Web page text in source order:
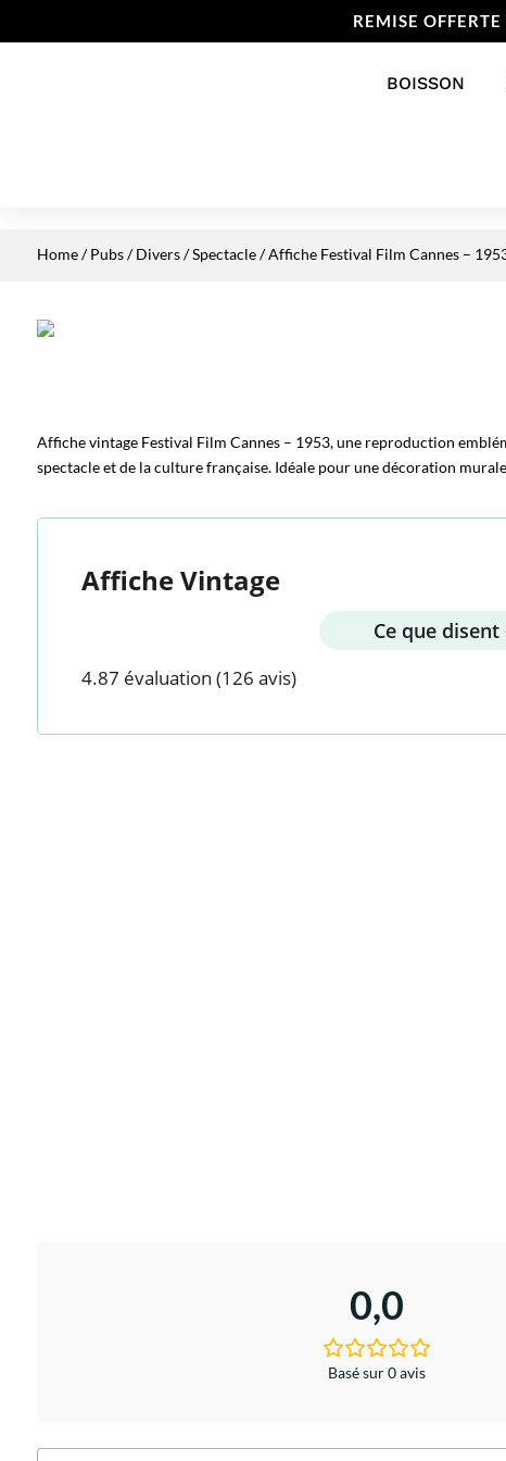
REMISE
BOISSON
Home/Pubs / Divers/Spectacle/ Affiche Festival Film Cannes –
Affiche vintage Festival Film Cannes – 1953, une reproduction
spectacle et de la culture française. Idéale pour une décoration
Affiche Vintage
Ce que
4.87 évaluation (126 avis)
0,0
Basé sur 0 avis